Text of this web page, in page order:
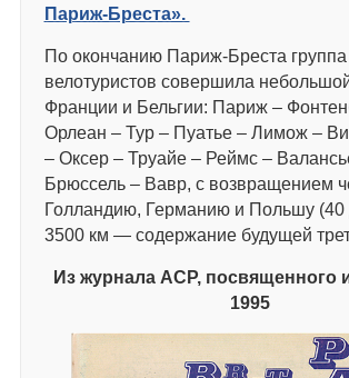
Париж-Бреста».
По окончанию Париж-Бреста группа
велотуристов совершила
Франции и Бельгии: Париж –
Орлеан – Тур – Пуатье – Лимож –
– Оксер – Труайе – Реймс –
Брюссель – Вавр, с возвращением
Голландию, Германию и Польшу
3500 км — содержание будущей
Из журнала АСР, посвященного
1995